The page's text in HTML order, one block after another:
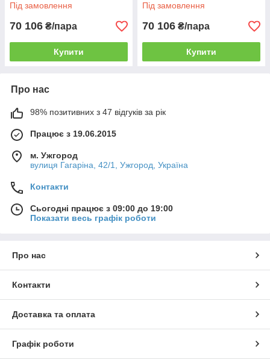
Під замовлення
70 106 ₴/пара
Купити
Під замовлення
70 106 ₴/пара
Купити
Про нас
98% позитивних з 47 відгуків за рік
Працює з 19.06.2015
м. Ужгород
вулиця Гагаріна, 42/1, Ужгород, Україна
Контакти
Сьогодні працює з 09:00 до 19:00
Показати весь графік роботи
Про нас
Контакти
Доставка та оплата
Графік роботи